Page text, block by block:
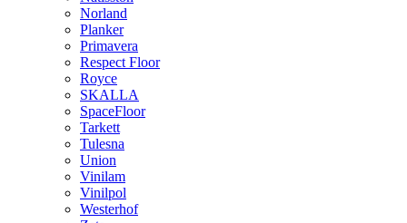
Norland
Planker
Primavera
Respect Floor
Royce
SKALLA
SpaceFloor
Tarkett
Tulesna
Union
Vinilam
Vinilpol
Westerhof